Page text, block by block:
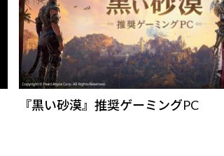
『黒い砂漠』推奨ゲーミングPC